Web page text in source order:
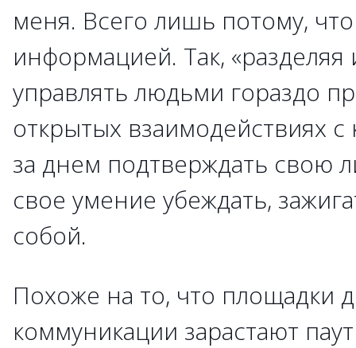
меня. Всего лишь потому,
информацией. Так, «разделяя
управлять людьми гораздо
открытых взаимодействиях
за днем подтверждать свою
свое умение убеждать,
собой.
Похоже на то, что площадки
коммуникации зарастают